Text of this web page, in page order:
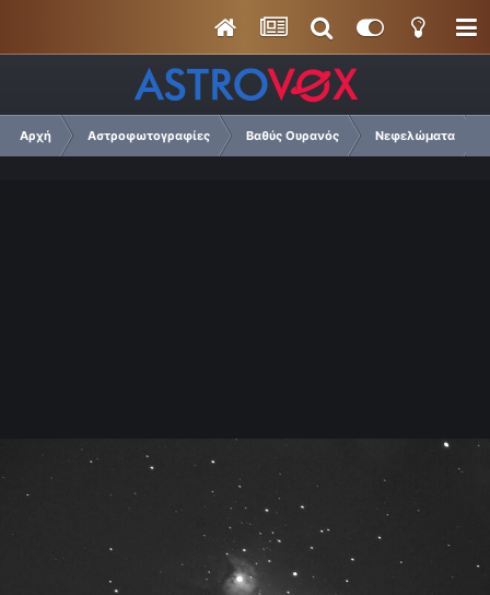
Αρχή Αστροφωτογραφίες Βαθύς Ουρανός Νεφελώματα